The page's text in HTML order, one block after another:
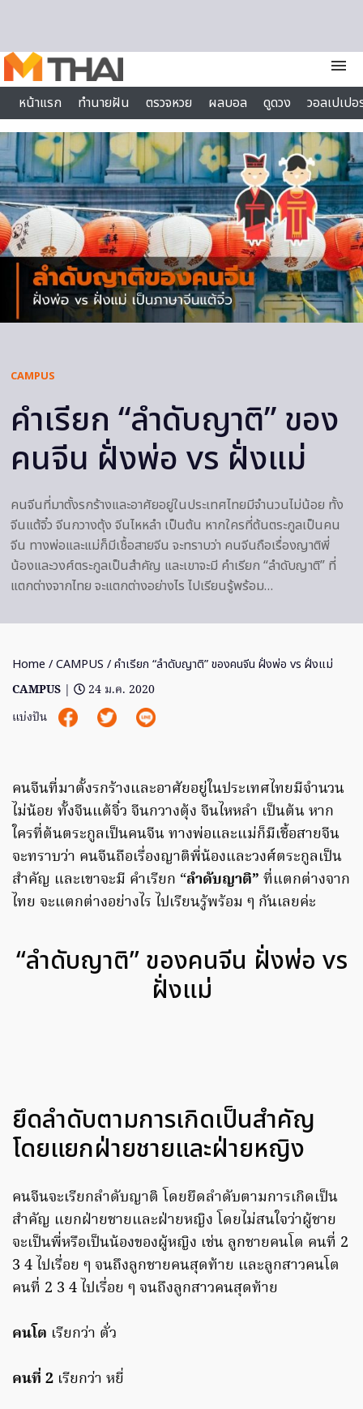
menu
หน้าแรก
ทำนายฝัน ตรวจหวย ผลบอล ดูดวง
วอลเปเป
ไลฟ์สไตล์
CAMPUS
คำเรียก “ลำดับญาติ” ของ
คนจีน ฝั่งพ่อ vs ฝั่งแม่
คนจีนที่มาตั้งรกร้างและอาศัยอยู่ในประเทศไทยมีจำนวนไม่น้อย ทั้ง
จีนแต้จิ๋ว จีนกวางตุ้ง จีนไหหลำ เป็นต้น หากใครที่ต้นตระกูลเป็นคน
จีน ทางพ่อและแม่ก็มีเชื้อสายจีน จะทราบว่า คนจีนถือเรื่องญาติพี่
น้องและวงศ์ตระกูลเป็นสำคัญ และเขาจะมี คำเรียก “ลำดับญาติ” ที่
แตกต่างจากไทย จะแตกต่างอย่างไร ไปเรียนรู้พร้อม…
Home /CAMPUS / คำเรียก “ลำดับญาติ” ของคนจีน ฝั่งพ่อ vs ฝั่งแม่
CAMPUS |
24 ม.ค. 2020
แบ่งปัน
คนจีนที่มาตั้งรกร้างและอาศัยอยู่ในประเทศไทยมีจำนวน
ไม่น้อย ทั้งจีนแต้จิ๋ว จีนกวางตุ้ง จีนไหหลำ เป็นต้น หาก
ใครที่ต้นตระกูลเป็นคนจีน ทางพ่อและแม่ก็มีเชื้อสายจีน
จะทราบว่า คนจีนถือเรื่องญาติพี่น้องและวงศ์ตระกูลเป็น
สำคัญ และเขาจะมี คำเรียก “ลำดับญาติ” ที่แตกต่างจาก
ไทย จะแตกต่างอย่างไร ไปเรียนรู้พร้อม ๆ กันเลยค่ะ
“ลำดับญาติ” ของคนจีน ฝั่งพ่อ vs
ฝั่งแม่
ยึดลำดับตามการเกิดเป็นสำคัญ
โดยแยกฝ่ายชายและฝ่ายหญิง
คนจีนจะเรียกลำดับญาติ โดยยึดลำดับตามการเกิดเป็น
สำคัญ แยกฝ่ายชายและฝ่ายหญิง โดยไม่สนใจว่าผู้ชาย
จะเป็นพี่หรือเป็นน้องของผู้หญิง เช่น ลูกชายคนโต คนที่ 2
3 4 ไปเรื่อย ๆ จนถึงลูกชายคนสุดท้าย และลูกสาวคนโต
คนที่ 2 3 4 ไปเรื่อย ๆ จนถึงลูกสาวคนสุดท้าย
คนโต เรียกว่า ตั่ว
คนที่ 2 เรียกว่า หยี่